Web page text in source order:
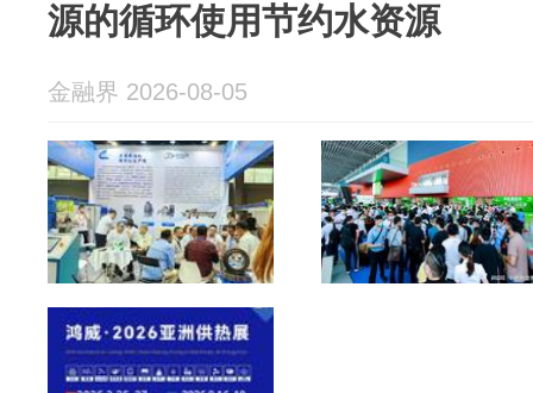
源的循环使用节约水资源
金融界 2026-08-05